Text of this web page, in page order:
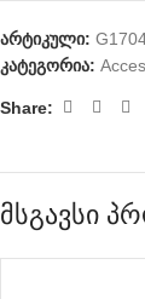
არტიკული:
კატეგორია:
Share:
მსგავსი